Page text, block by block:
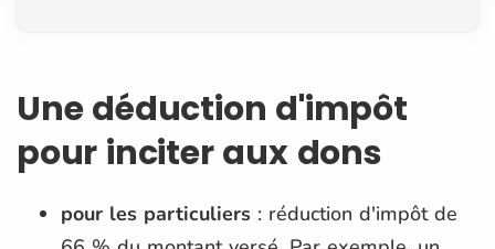
Une déduction d'impôt
pour inciter aux dons
pour les particuliers : réduction d'impôt de